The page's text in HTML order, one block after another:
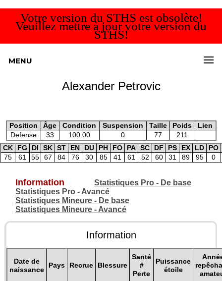
Votre version du STHS est obsolète!
Veuillez mettre à jour votre version du
STHS!
MENU
Alexander Petrovic
Position Âge Condition Suspension Taille Poids
Lien
Defense
33 100.00 0 77
211
CK
FG DI SK ST EN DU PH FO PA SC DF PS EX LD
PO
75
61 55 67 84 76 30 85 41 61 52 60 31 89 95 0
Information
Statistiques Pro - De base
Statistiques Pro - Avancé
Statistiques Mineure - De base
Statistiques Mineure - Avancé
Information
Date de
naissance
Pays Recrue Blessure
Santé
#
Perte
Puissance
étoile